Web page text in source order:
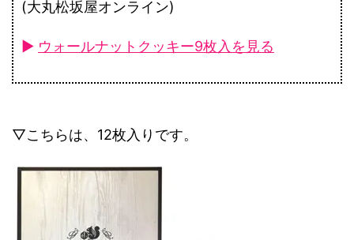
(大丸松坂屋オンライン)
► ウォールナットクッキー9枚入を見る
▽こちらは、12枚入りです。